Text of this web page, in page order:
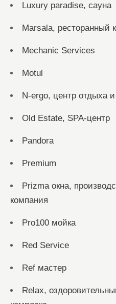
Luxury paradise, сауна
Marsala, ресторанный
Mechanic Services
Motul
N-ergo, центр отдыха
Old Estate, SPA-центр
Pandora
Premium
Prizma окна,
компания
Pro100 мойка
Red Service
Ref мастер
Relax,